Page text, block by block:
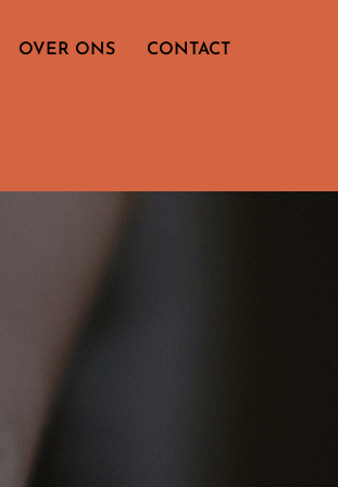
OVER ONS CONTACT